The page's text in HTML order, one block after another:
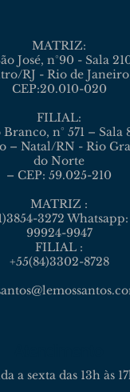
MATRIZ:
José, n°90 - Sala
RJ - Rio de
CEP:20.010-020
FILIAL:
n° 571 – Sala
– Natal/RN - Rio
do Norte
– CEP: 59.025-210
MATRIZ :
3272 Whatsapp:
99924-9947
FILIAL :
+55(84)3302-8728
a sexta das 13h às